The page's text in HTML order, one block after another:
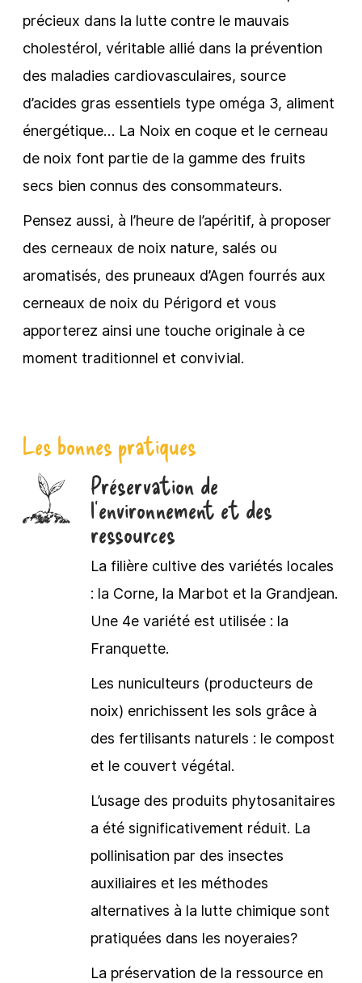
précieux dans la lutte contre le mauvais
cholestérol, véritable allié dans la prévention
des maladies cardiovasculaires, source
d’acides gras essentiels type oméga 3, aliment
énergétique… La Noix en coque et le cerneau
de noix font partie de la gamme des fruits
secs bien connus des consommateurs.
Pensez aussi, à l’heure de l’apéritif, à proposer
des cerneaux de noix nature, salés ou
aromatisés, des pruneaux d’Agen fourrés aux
cerneaux de noix du Périgord et vous
apporterez ainsi une touche originale à ce
moment traditionnel et convivial.
Les bonnes pratiques
Préservation de
l’environnement et des
ressources
La filière cultive des variétés locales
: la Corne, la Marbot et la Grandjean.
Une 4e variété est utilisée : la
Franquette.
Les nuniculteurs (producteurs de
noix) enrichissent les sols grâce à
des fertilisants naturels : le compost
et le couvert végétal.
L’usage des produits phytosanitaires
a été significativement réduit. La
pollinisation par des insectes
auxiliaires et les méthodes
alternatives à la lutte chimique sont
pratiquées dans les noyeraies?
La préservation de la ressource en